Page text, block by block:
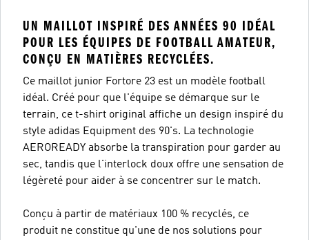
UN MAILLOT INSPIRÉ DES ANNÉES 90 IDÉAL
POUR LES ÉQUIPES DE FOOTBALL AMATEUR,
CONÇU EN MATIÈRES RECYCLÉES.
Ce maillot junior Fortore 23 est un modèle football
idéal. Créé pour que l'équipe se démarque sur le
terrain, ce t-shirt original affiche un design inspiré du
style adidas Equipment des 90's. La technologie
AEROREADY absorbe la transpiration pour garder au
sec, tandis que l'interlock doux offre une sensation de
légèreté pour aider à se concentrer sur le match.
Conçu à partir de matériaux 100 % recyclés, ce
produit ne constitue qu'une de nos solutions pour